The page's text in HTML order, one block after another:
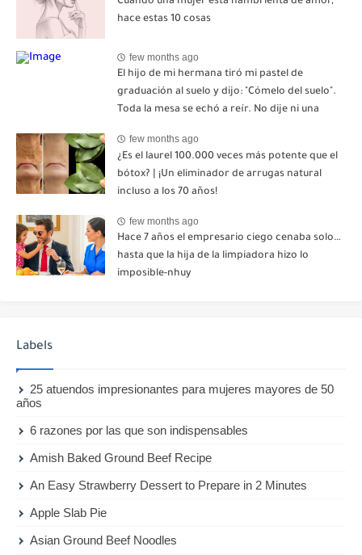
hace estas 10 cosas
few months ago
El hijo de mi hermana tiró mi pastel de
graduación al suelo y dijo: "Cómelo del suelo".
Toda la mesa se echó a reír. No dije ni una
un mensaje: "Hemos decidido cortar todo
contacto. Aléjate para siempre"-nhuy
few months ago
¿Es el laurel 100.000 veces más potente que el
bótox? | ¡Un eliminador de arrugas natural
incluso a los 70 años!
few months ago
Hace 7 años el empresario ciego cenaba solo…
hasta que la hija de la limpiadora hizo lo
imposible-nhuy
Labels
25 atuendos impresionantes para mujeres mayores de 50
años
6 razones por las que son indispensables
Amish Baked Ground Beef Recipe
An Easy Strawberry Dessert to Prepare in 2 Minutes
Apple Slab Pie
Asian Ground Beef Noodles